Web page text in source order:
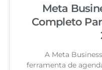
Meta
Completo
A Meta
ferramenta de